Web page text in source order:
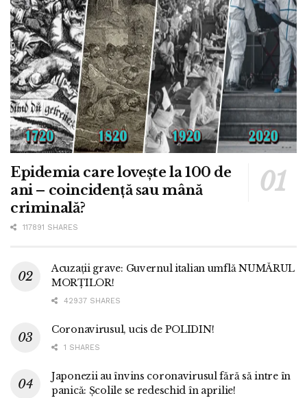
Epidemia care lovește la 100 de
ani – coincidență sau mână
criminală?
117891 SHARES
Acuzații grave: Guvernul italian umflă NUMĂRUL
MORȚILOR!
42937 SHARES
Coronavirusul, ucis de POLIDIN!
1 SHARES
Japonezii au învins coronavirusul fără să intre în
panică: Școlile se redeschid în aprilie!